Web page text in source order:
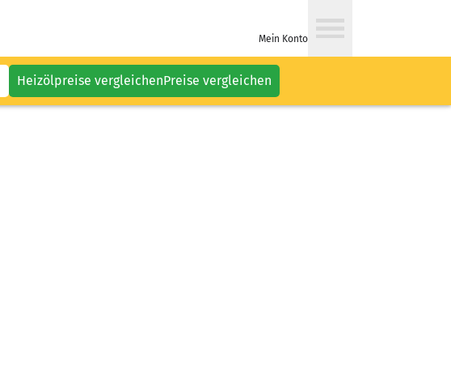
Mein Konto
Heizölpreise vergleichenPreise vergleichen